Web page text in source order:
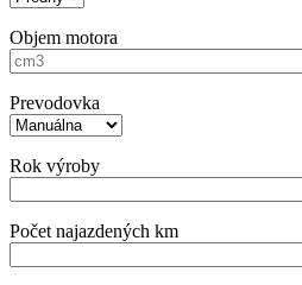
Objem motora
Prevodovka
Rok výroby
Počet najazdených km